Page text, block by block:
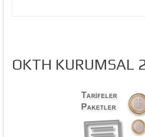
OKTH KURUMSAL